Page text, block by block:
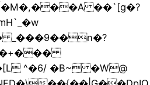
^�6/ �B~ �W@